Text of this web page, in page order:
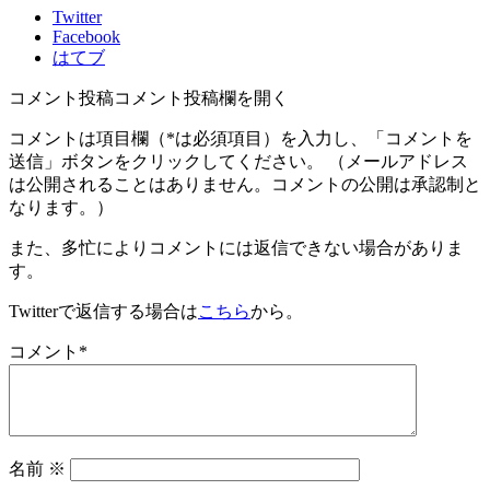
Twitter
Facebook
はてブ
コメント投稿コメント投稿欄を開く
コメントは項目欄（*は必須項目）を入力し、「コメントを
送信」ボタンをクリックしてください。 （メールアドレス
は公開されることはありません。コメントの公開は承認制と
なります。）
また、多忙によりコメントには返信できない場合がありま
す。
Twitterで返信する場合はこちらから。
コメント *
名前 ※